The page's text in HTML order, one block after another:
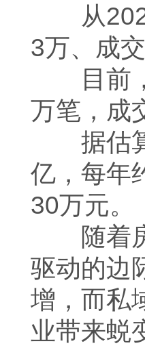
从2021
3万、成
目前，
万笔，成
据估算
亿，每年
30万元。
随着房
驱动的边
增，而私
业带来蜕